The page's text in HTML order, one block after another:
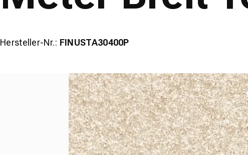
Hersteller-Nr.: FINUSTA30400P